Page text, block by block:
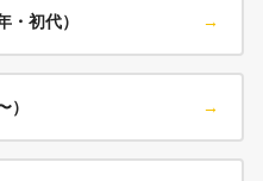
・初代） →
→